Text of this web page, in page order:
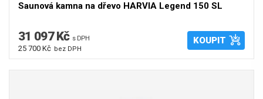
Saunová kamna na dřevo HARVIA Legend 150 SL
31 097 Kč s DPH
25 700 Kč bez DPH
KOUPIT